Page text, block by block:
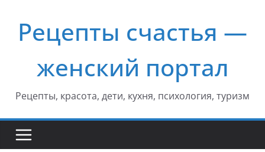
содержимому
Рецепты счастья —
женский портал
Рецепты, красота, дети, кухня, психология, туризм